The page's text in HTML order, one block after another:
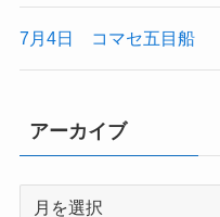
7月4日 コマセ五目船
アーカイブ